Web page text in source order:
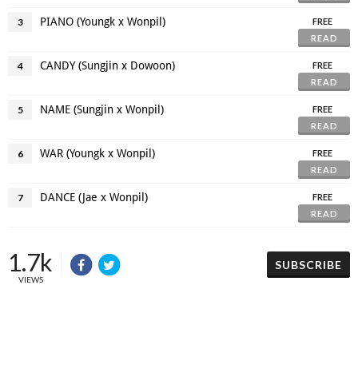
3 PIANO (Youngk x Wonpil)
FREE
READ
4 CANDY (Sungjin x Dowoon)
FREE
READ
5 NAME (Sungjin x Wonpil)
FREE
READ
6 WAR (Youngk x Wonpil)
FREE
READ
7 DANCE (Jae x Wonpil)
FREE
READ
1.7k
VIEWS
SUBSCRIBE